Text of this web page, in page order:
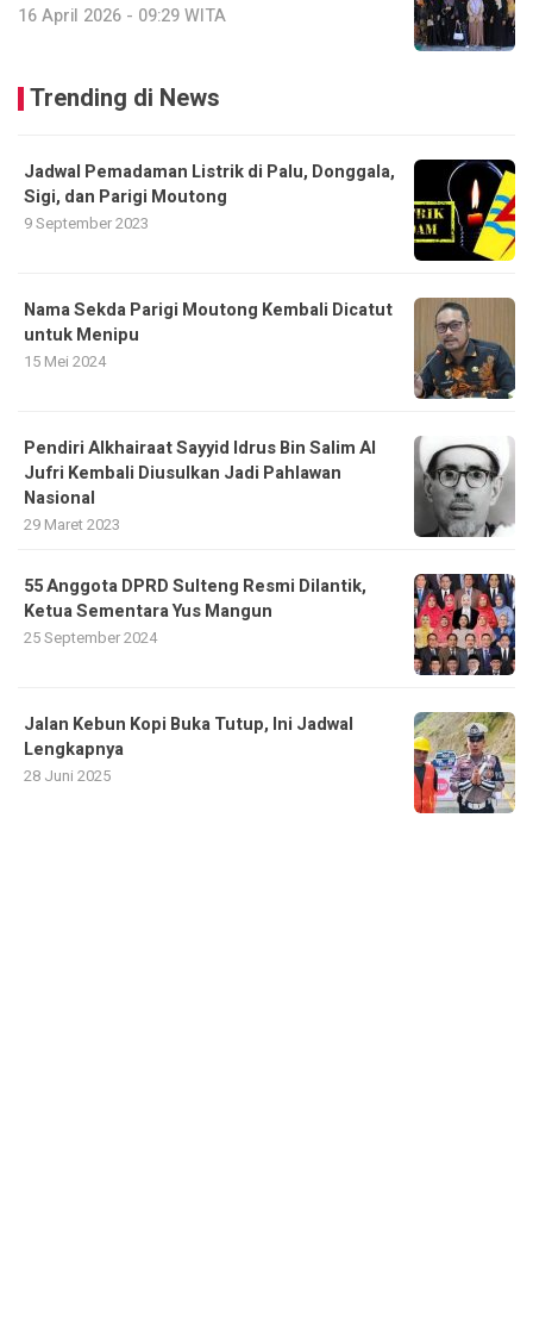
16 April 2026 - 09:29 WITA
Trending di News
Jadwal Pemadaman Listrik di Palu, Donggala,
Sigi, dan Parigi Moutong
9 September 2023
Nama Sekda Parigi Moutong Kembali Dicatut
untuk Menipu
15 Mei 2024
Pendiri Alkhairaat Sayyid Idrus Bin Salim Al
Jufri Kembali Diusulkan Jadi Pahlawan
Nasional
29 Maret 2023
55 Anggota DPRD Sulteng Resmi Dilantik,
Ketua Sementara Yus Mangun
25 September 2024
Jalan Kebun Kopi Buka Tutup, Ini Jadwal
Lengkapnya
28 Juni 2025